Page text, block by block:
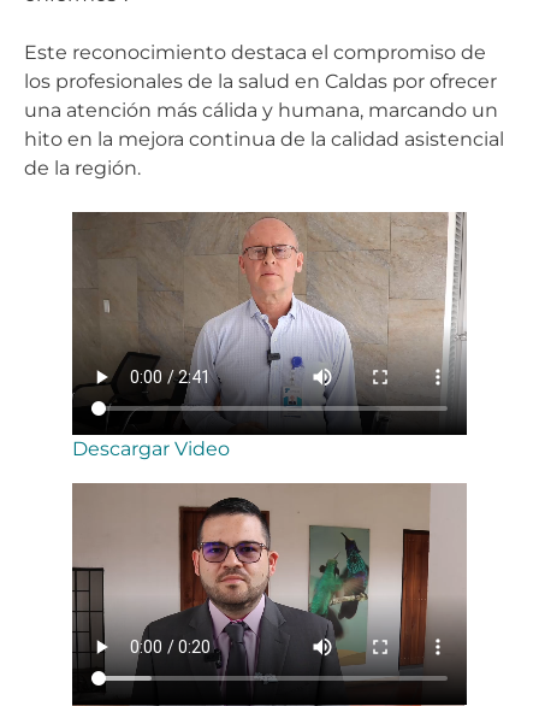
Este reconocimiento destaca el compromiso de
los profesionales de la salud en Caldas por ofrecer
una atención más cálida y humana, marcando un
hito en la mejora continua de la calidad asistencial
de la región.
Descargar Video